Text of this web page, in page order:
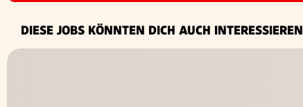
DIESE JOBS KÖNNTEN DICH AUCH INTERESSIEREN